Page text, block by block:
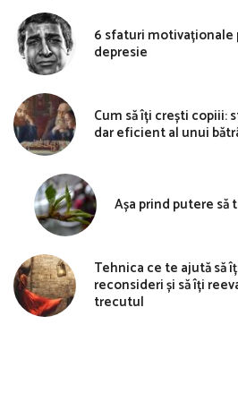
6 sfaturi motivaționale
depresie
Cum să îți crești copiii:
dar eficient al unui
Așa prind putere să
Tehnica ce te ajută să
reconsideri și să îți
trecutul